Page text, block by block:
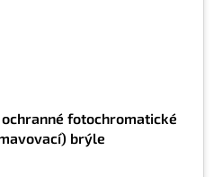
fotochromatické
brýle